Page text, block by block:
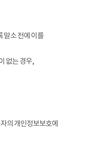
말소 전에 이를
없는 경우,
의 개인정보보호에